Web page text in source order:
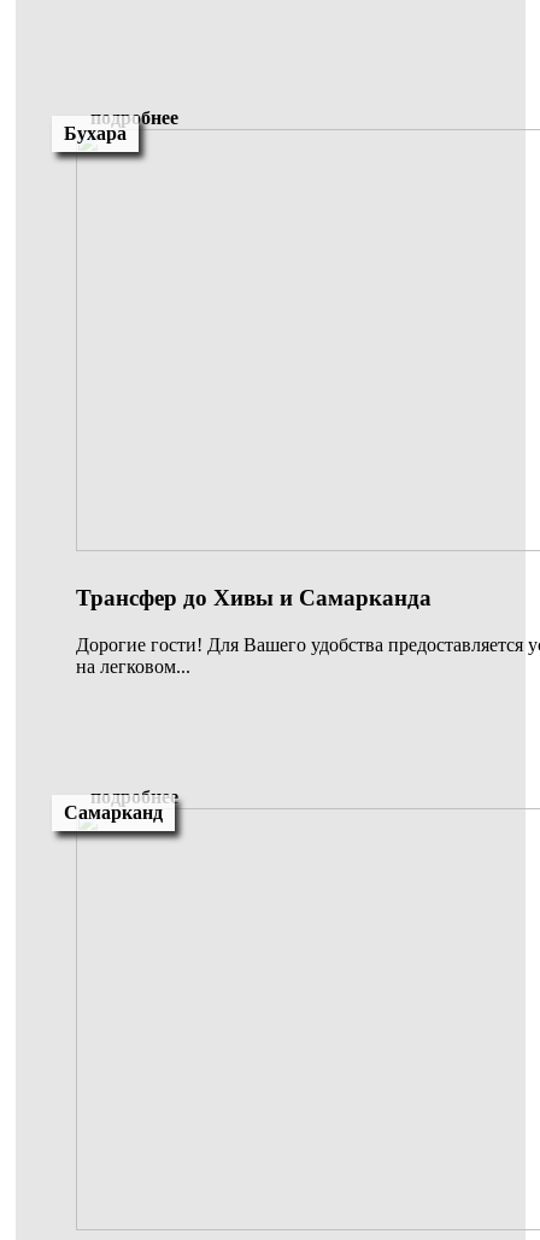
подробнее
Бухара
Трансфер до Хивы и Самарканда
Дорогие гости! Для Вашего удобства предоставляется
на легковом...
подробнее
Самарканд